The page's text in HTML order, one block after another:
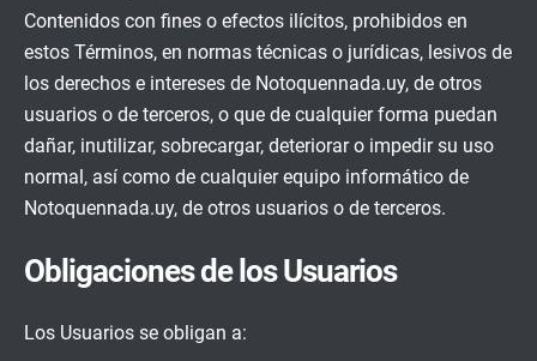
Contenidos con fines o efectos ilícitos, prohibidos en
estos Términos, en normas técnicas o jurídicas, lesivos de
los derechos e intereses de Notoquennada.uy, de otros
usuarios o de terceros, o que de cualquier forma puedan
dañar, inutilizar, sobrecargar, deteriorar o impedir su uso
normal, así como de cualquier equipo informático de
Notoquennada.uy, de otros usuarios o de terceros.
Obligaciones de los Usuarios
Los Usuarios se obligan a: